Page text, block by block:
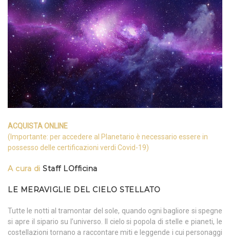
ACQUISTA ONLINE
(Importante: per accedere al Planetario è necessario essere in
possesso delle certificazioni verdi Covid-19)
A cura di Staff LOfficina
LE MERAVIGLIE DEL CIELO STELLATO
Tutte le notti al tramontar del sole, quando ogni bagliore si spegne
si apre il sipario su l’universo. Il cielo si popola di stelle e pianeti, le
costellazioni tornano a raccontare miti e leggende i cui personaggi